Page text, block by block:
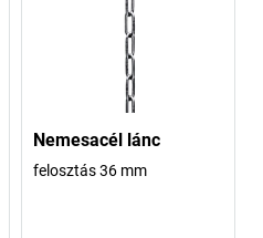
Nemesacél lánc
felosztás 36 mm